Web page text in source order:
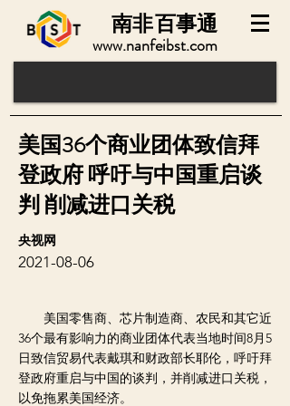
www.nanfeibst.com
百事通
南非
美国零售商、芯片制造商、农民和其它近
36个最有影响力的商业团体代表当地时间8月5
日致信贸易代表戴琪和财政部长耶伦，呼吁拜
登政府重启与中国的谈判，并削减进口关税，
以免拖累美国经济。
央视网
2021-08-06
美国36个商业团体致信拜
登政府 呼吁与中国重启谈
判 削减进口关税